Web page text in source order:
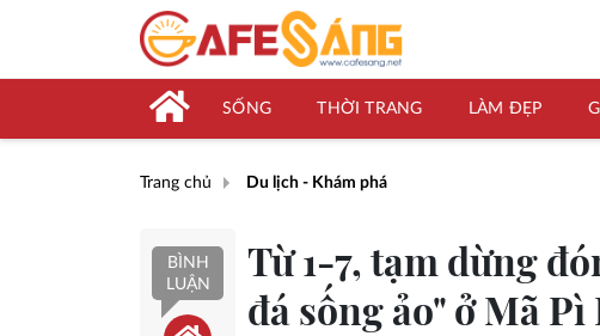
SỐNG THỜI TRANG LÀM ĐẸP
Trang chủ Du lịch - Khám phá
BÌNH
LUẬN
Từ 1-7, tạm dừng
đá sống ảo" ở Mã Pì